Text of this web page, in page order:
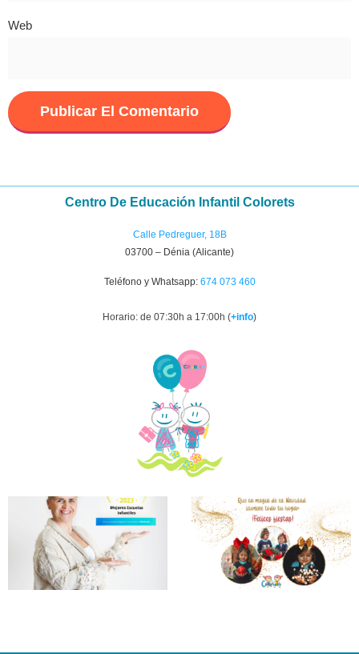
Web
Centro De Educación Infantil Colorets
Calle Pedreguer, 18B
03700 – Dénia (Alicante)
Teléfono y Whatsapp: 674 073 460
Horario: de 07:30h a 17:00h (+info)
C.E.I.
Colorets
Reconocida
Como
Escuela